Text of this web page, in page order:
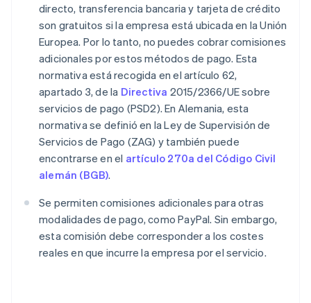
directo, transferencia bancaria y tarjeta de crédito
son gratuitos si la empresa está ubicada en la Unión
Europea. Por lo tanto, no puedes cobrar comisiones
adicionales por estos métodos de pago. Esta
normativa está recogida en el artículo 62,
apartado 3, de la Directiva 2015/2366/UE sobre
servicios de pago (PSD2). En Alemania, esta
normativa se definió en la Ley de Supervisión de
Servicios de Pago (ZAG) y también puede
encontrarse en el artículo 270a del Código Civil
alemán (BGB).
Se permiten comisiones adicionales para otras
modalidades de pago, como PayPal. Sin embargo,
esta comisión debe corresponder a los costes
reales en que incurre la empresa por el servicio.